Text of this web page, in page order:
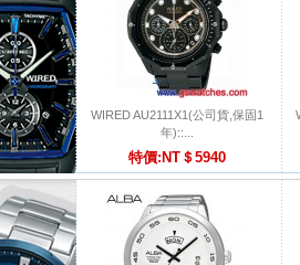
WIRED AU2111X1(公司貨,保固1
年)::...
特價:NT＄5940